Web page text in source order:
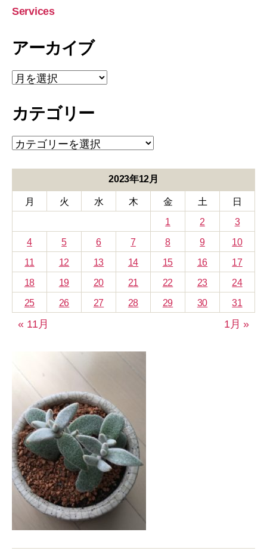
Services
アーカイブ
ア
ー
イ
カテゴリー
カ
テ
ー
2023年12月
月 火 水 木 金 土
日
1
2
3
4
5 6 7 8 9
10
11
12 13 14 15 16
17
18
19 20 21 22 23
24
25
26 27 28 29 30 31
« 11月 1月 »